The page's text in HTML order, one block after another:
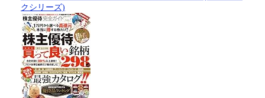
クシリーズ)